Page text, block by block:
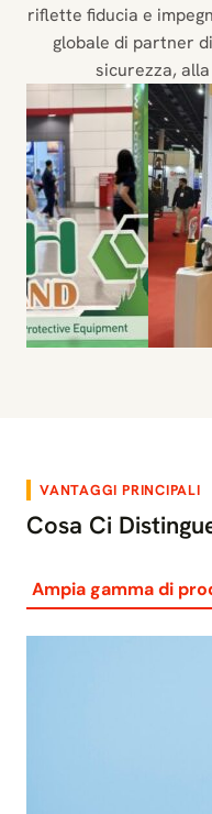
riflette fiducia e
globale di partner
sicurezza,
VANTAGGI PRINCIPALI
Cosa Ci
Ampia gamma di